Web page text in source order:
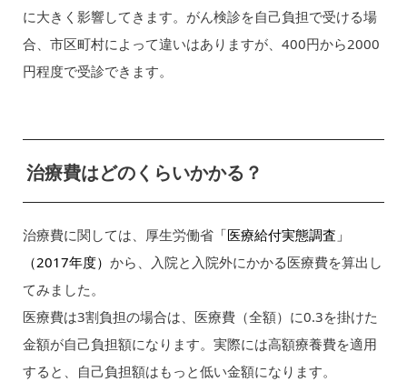
に大きく影響してきます。がん検診を自己負担で受ける場
合、市区町村によって違いはありますが、400円から2000
円程度で受診できます。
治療費はどのくらいかかる？
治療費に関しては、厚生労働省「医療給付実態調査」
（2017年度） から、入院と入院外にかかる医療費を算出し
てみました。
医療費は3割負担の場合は、医療費（全額）に0.3を掛けた
金額が自己負担額になります。実際には高額療養費を適用
すると、自己負担額はもっと低い金額になります。